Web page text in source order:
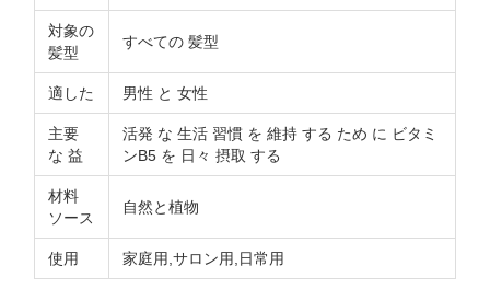
対象の
髪型
すべての 髪型
適した 男性 と 女性
主要
な 益
活発 な 生活 習慣 を 維持 する ため に ビタミ
ンB5 を 日々 摂取 する
材料
ソース
自然と植物
使用 家庭用,サロン用,日常用